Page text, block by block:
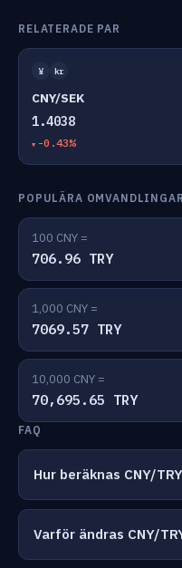
RELATERADE PAR
¥ kr
CNY/SEK
1.4038
-0.43%
POPULÄRA OMVANDLINGAR
100 CNY =
706.96 TRY
1,000 CNY =
7069.57 TRY
10,000 CNY =
70,695.65 TRY
FAQ
Hur beräknas CNY/
Varför ändras CNY/